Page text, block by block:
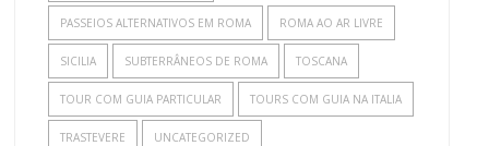
PASSEIOS ALTERNATIVOS EM ROMA ROMA AO AR LIVRE
SICILIA SUBTERRÂNEOS DE ROMA TOSCANA
TOUR COM GUIA PARTICULAR TOURS COM GUIA NA ITALIA
TRASTEVERE UNCATEGORIZED